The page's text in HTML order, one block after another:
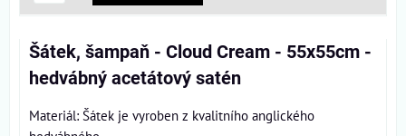
Šátek, šampaň - Cloud Cream - 55x55cm -
hedvábný acetátový satén
Materiál: Šátek je vyroben z kvalitního anglického